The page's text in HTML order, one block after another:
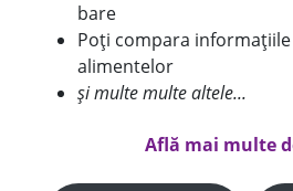
bare
Poți compara
alimentelor
și multe multe altele...
Află mai multe